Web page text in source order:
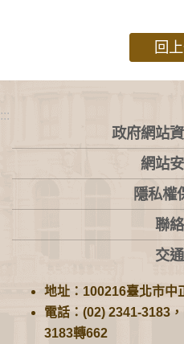
回
:::
政府網站
網站
隱私權
聯
交
地址：100216臺北市中
電話：(02) 2341-3183
3183轉662